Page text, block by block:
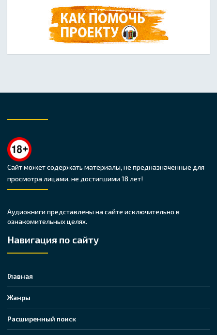
Сайт может содержать материалы, не предназначенные для
просмотра лицами, не достигшими 18 лет!
Аудиокниги представлены на сайте исключительно в
ознакомительных целях.
Навигация по сайту
Главная
Жанры
Расширенный поиск